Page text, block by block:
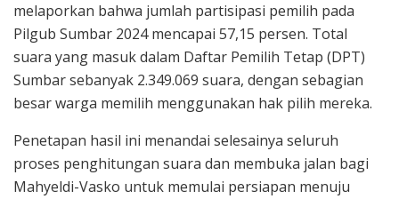
melaporkan bahwa jumlah partisipasi pemilih pada
Pilgub Sumbar 2024 mencapai 57,15 persen. Total
suara yang masuk dalam Daftar Pemilih Tetap (DPT)
Sumbar sebanyak 2.349.069 suara, dengan sebagian
besar warga memilih menggunakan hak pilih mereka.
Penetapan hasil ini menandai selesainya seluruh
proses penghitungan suara dan membuka jalan bagi
Mahyeldi-Vasko untuk memulai persiapan menuju